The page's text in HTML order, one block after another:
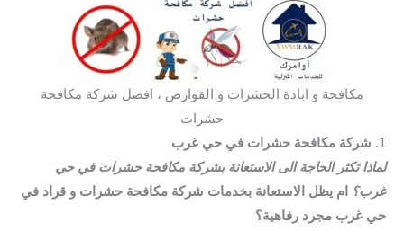
مكافحة و ابادة الحشرات و القوارض ، افضل شركة مكافحة
حشرات
1.
شركة مكافحة حشرات في حي غرب
لماذا تكثر الحاجة الى الاستعانة بشركة مكافحة حشرات في حي
غرب؟
ام يظل الاستعانة بخدمات شركة مكافحة حشرات و قراد في
حي غرب مجرد رفاهية؟